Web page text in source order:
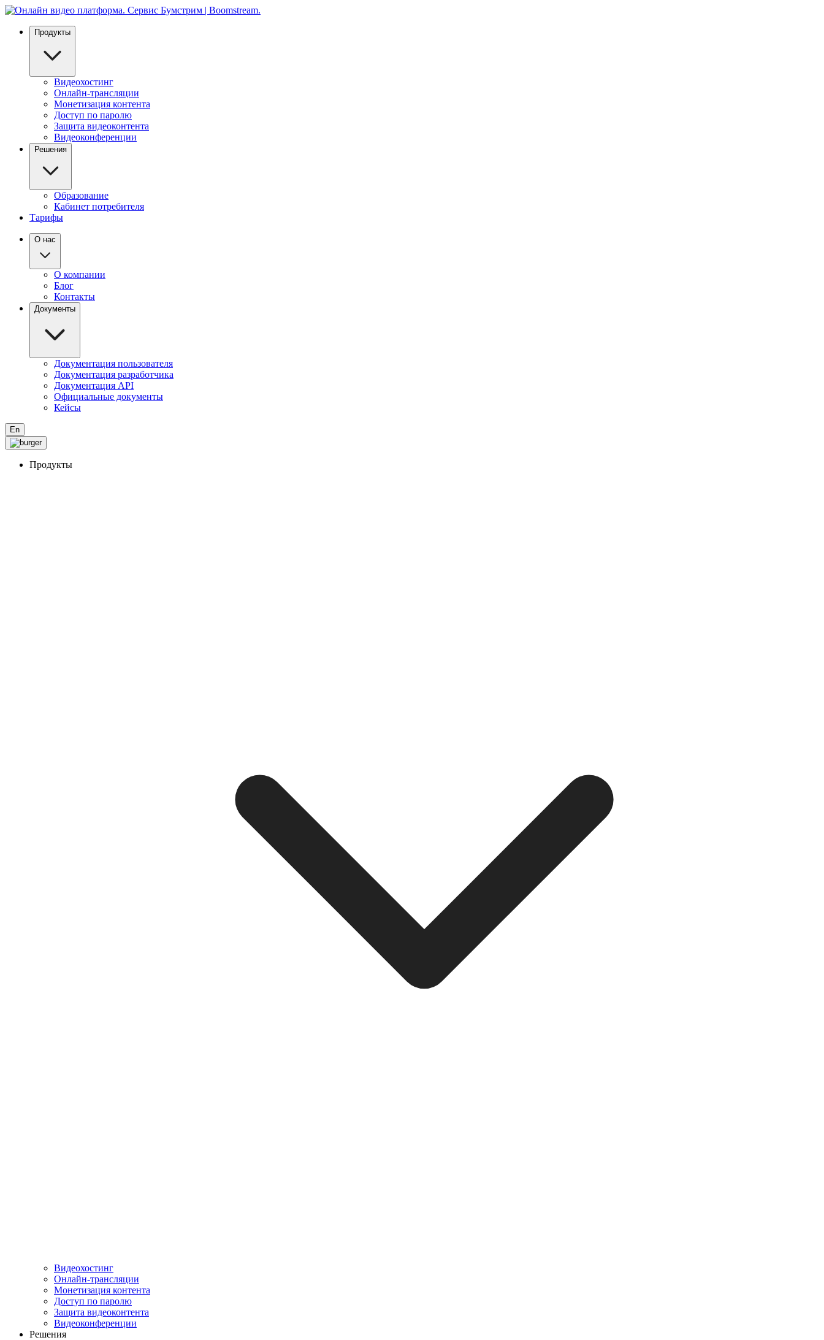
Продукты
Видеохостинг
Онлайн-трансляции
Монетизация контента
Доступ по паролю
Защита видеоконтента
Видеоконференции
Решения
Образование
Кабинет потребителя
Тарифы
О нас
О компании
Блог
Контакты
Документы
Документация пользователя
Документация разработчика
Документация API
Официальные документы
Кейсы
En
Продукты
Видеохостинг
Онлайн-трансляции
Монетизация контента
Доступ по паролю
Защита видеоконтента
Видеоконференции
Решения